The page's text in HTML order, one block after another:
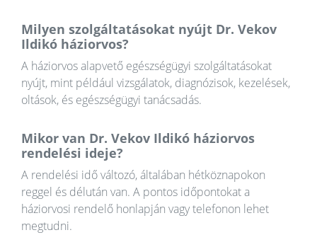
Milyen szolgáltatásokat nyújt Dr. Vekov
Ildikó háziorvos?
A háziorvos alapvető egészségügyi szolgáltatásokat
nyújt, mint például vizsgálatok, diagnózisok, kezelések,
oltások, és egészségügyi tanácsadás.
Mikor van Dr. Vekov Ildikó háziorvos
rendelési ideje?
A rendelési idő változó, általában hétköznapokon
reggel és délután van. A pontos időpontokat a
háziorvosi rendelő honlapján vagy telefonon lehet
megtudni.